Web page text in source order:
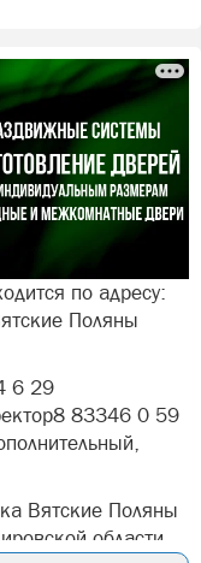
по адресу:
Поляны
6 29
83346 0 59
Вятские Поляны
области.